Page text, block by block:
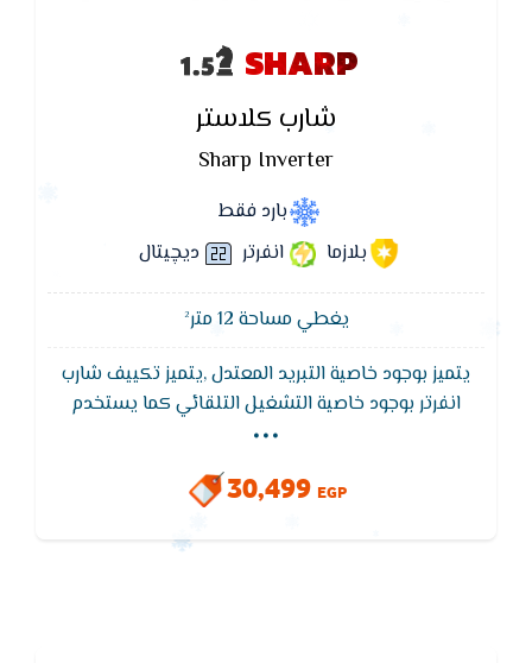
SHARP
شارب كلاستر
Sharp Inverter
بارد فقط
بلازما
انفرتر ديچيتال
يغطي مساحة 12 متر²
يتميز بوجود خاصية التبريد المعتدل ,يتميز تكييف شارب
انفرتر بوجود خاصية التشغيل التلقائي كما يستخدم
تكييف شارب خاصية MCHX لتوفير الكهرباء حيث يقوم
العربى هو الوحيد الذى لديه القدرة على تغيير درجات
...
30,499 EGP